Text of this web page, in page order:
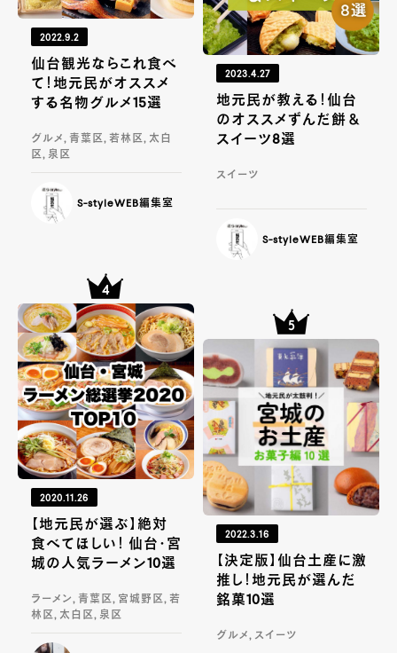
2022.9.2
仙台観光ならこれ食べ
て！地元民がオススメ
する名物グルメ15選
グルメ, 青葉区, 若林区, 太白
区, 泉区
S-styleWEB編集室
2023.4.27
地元民が教える！仙台
のオススメずんだ餅＆
スイーツ8選
スイーツ
S-styleWEB編集室
2020.11.26
【地元民が選ぶ】絶対
食べてほしい！ 仙台・宮
城の人気ラーメン10選
ラーメン, 青葉区, 宮城野区, 若
林区, 太白区, 泉区
2022.3.16
【決定版】仙台土産に激
推し！地元民が選んだ
銘菓10選
グルメ, スイーツ